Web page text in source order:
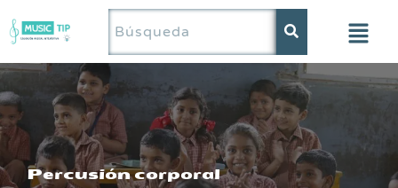
contenido
Percusión corporal